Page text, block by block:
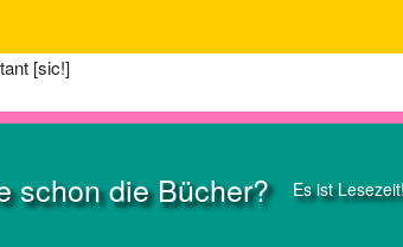
[sic!]
schon die Bücher? Es ist